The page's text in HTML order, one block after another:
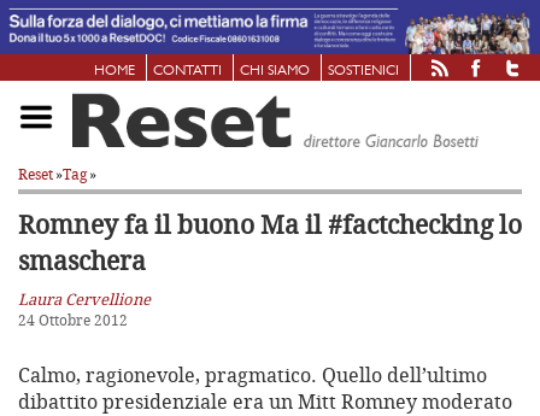
HOME CONTATTI CHI SIAMO SOSTIENICI
Reset»Tag»
Romney fa il buonoMa il #factchecking lo
smaschera
Laura Cervellione
24 Ottobre 2012
Calmo, ragionevole, pragmatico. Quello dell’ultimo
dibattito presidenziale era un Mitt Romney moderato